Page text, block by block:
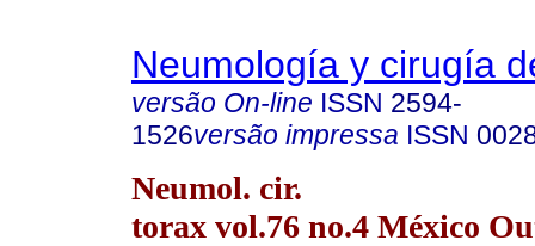
Neumología y cirugía
versão On-line ISSN 2594-
1526versão impressa ISSN
Neumol. cir.
torax vol.76 no.4 México